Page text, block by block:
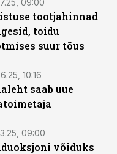
09:00
tootjahinnad
toidu
suur tõus
10:16
saab uue
09:00
võiduks